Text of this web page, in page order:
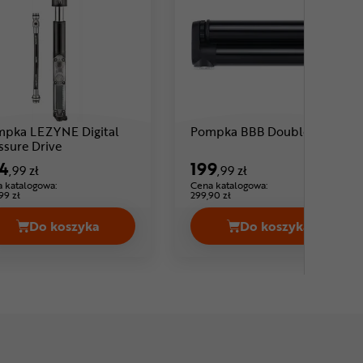
29,99 zł
LEZYNE Digital
Drive
,99 zł
katalogowa:
zł
Do koszyka
Pompka LEZYNE Digital Pressure Drive Cena
Pompka BBB DoubleShot
199,99 zł
Cena katalogowa:
299,90 zł
Do koszyka
Pompka BBB